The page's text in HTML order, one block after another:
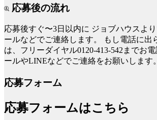
応募後の流れ
応募後すぐ〜3日以内に ジョブハウスよ
ールなどでご連絡します。
もし電話に出
は、フリーダイヤル0120-413-542までお
ールやLINEなどでご連絡をお願いします。
応募フォーム
応募フォームはこちら